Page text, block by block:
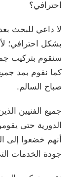
احترافي؟
لا داعي للبحث
بشكل احترافي؛
سنقوم بتركيب
كما نقوم بمد
صباح السالم.
جميع الفنيين
الدورية حتى
أنهم خضعوا إلى
جودة الخدمات